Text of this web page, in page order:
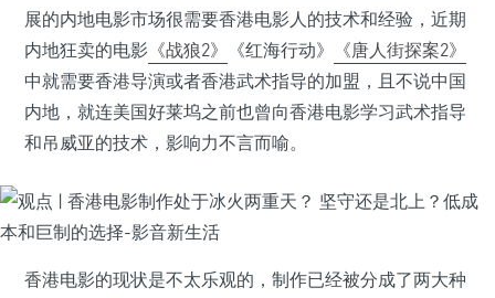
展的内地电影市场很需要香港电影人的技术和经验，近期
内地狂卖的电影 《战狼2》 《红海行动》
《唐人街探案2》
中就需要香港导演或者香港武术指导的加盟，且不说中国
内地，就连美国好莱坞之前也曾向香港电影学习武术指导
和吊威亚的技术，影响力不言而喻。
香港电影的现状是不太乐观的，制作已经被分成了两大种